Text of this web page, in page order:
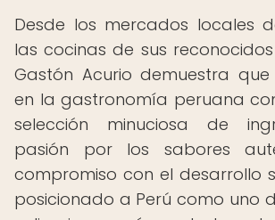
Desde los mercados locales
las cocinas de sus
Gastón Acurio demuestra que
en la gastronomía peruana
selección minuciosa de
pasión por los sabores
compromiso con el desarrollo
posicionado a Perú como uno